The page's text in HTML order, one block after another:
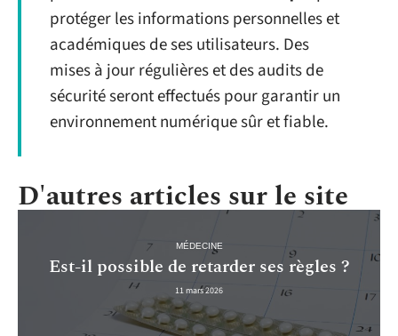
protéger les informations personnelles et
académiques de ses utilisateurs. Des
mises à jour régulières et des audits de
sécurité seront effectués pour garantir un
environnement numérique sûr et fiable.
D'autres articles sur le site
MÉDECINE
Est-il possible de retarder ses règles ?
11 mars 2026